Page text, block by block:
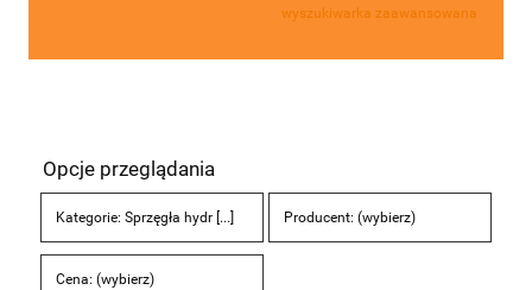
wyszukiwarka zaawansowana
Opcje przeglądania
Kategorie: Sprzęgła hydr [...] Producent: (wybierz)
Cena: (wybierz)